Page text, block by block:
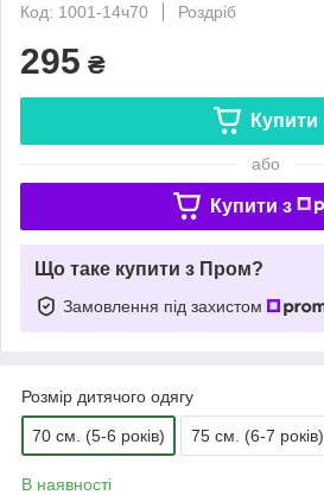
Код: 1001-14ч70
Роздріб
295 ₴
Купити
або
Купити з
Що таке купити з Пром?
Замовлення під захистом
Розмір дитячого одягу
70 см. (5-6 років) 75 см. (6-7 років)
В наявності